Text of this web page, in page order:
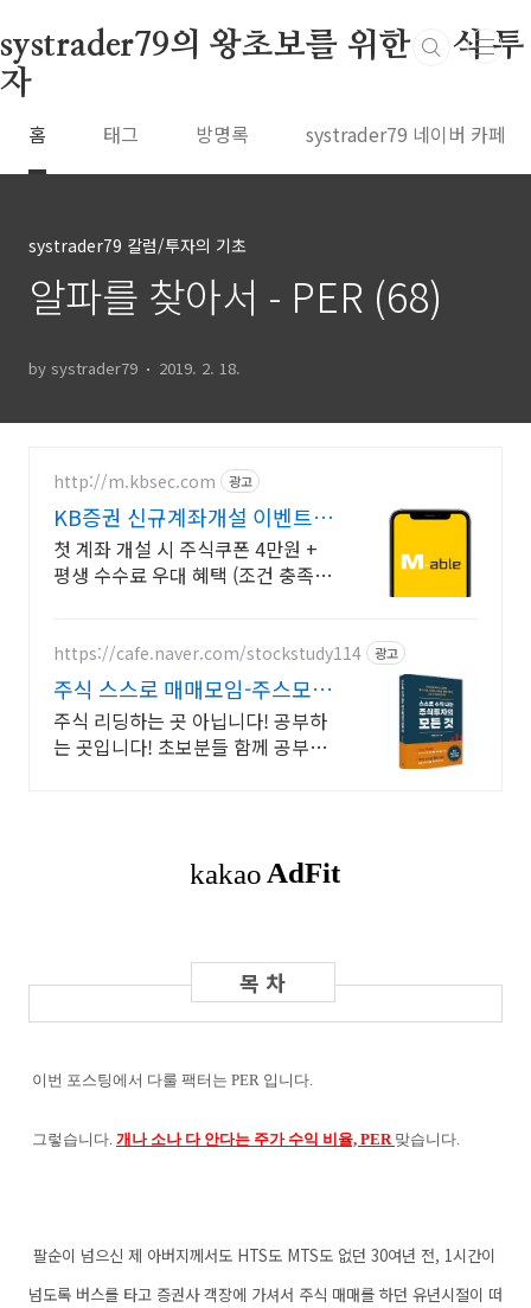
systrader79의 왕초보를 위한 주식 투
자
홈 태그 방명록 systrader79 네이버 카페
systrader79 칼럼/투자의 기초
알파를 찾아서 - PER (68)
by systrader79 2019. 2. 18.
http://m.kbsec.com 광고
KB증권 신규계좌개설 이벤트
국내주식쿠폰 최대 5만원
첫 계좌 개설 시 주식쿠폰 4만원 +
평생 수수료 우대 혜택 (조건 충족
https://cafe.naver.com/stockstudy114 광고
주식 스스로 매매모임-주스모
스스로 공부법을 배웁니다 !
주식 리딩하는 곳 아닙니다! 공부하
는 곳입니다! 초보분들 함께 공부하
이번 포스팅에서 다룰 팩터는 PER 입니다.
그렇습니다. 개나 소나 다 안다는 주가 수익 비율, PER 맞습니다.
팔순이 넘으신 제 아버지께서도 HTS도 MTS도 없던 30여년 전, 1시간이
넘도록 버스를 타고 증권사 객장에 가셔서 주식 매매를 하던 유년시절이 떠